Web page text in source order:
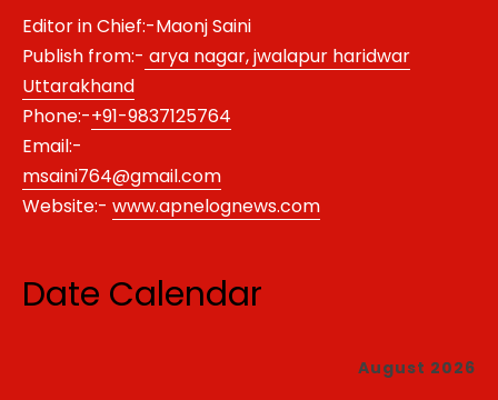
Editor in Chief:-Maonj Saini
Publish from:- arya nagar, jwalapur haridwar
Uttarakhand
Phone:-+91-9837125764
Email:-
msaini764@gmail.com
Website:- www.apnelognews.com
Date Calendar
August 2026